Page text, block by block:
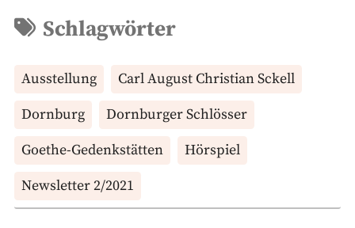
Schlagwörter
Ausstellung
Carl August Christian Sckell
Dornburg
Dornburger Schlösser
Goethe-Gedenkstätten
Hörspiel
Newsletter 2/2021